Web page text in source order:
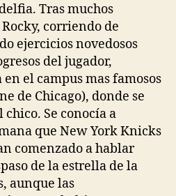
Tras muchos
corriendo de
ejercicios novedosos
del jugador,
el campus mas famosos
de Chicago), donde se
Se conocía a
que New York Knicks
comenzado a hablar
de la estrella de la
aunque las